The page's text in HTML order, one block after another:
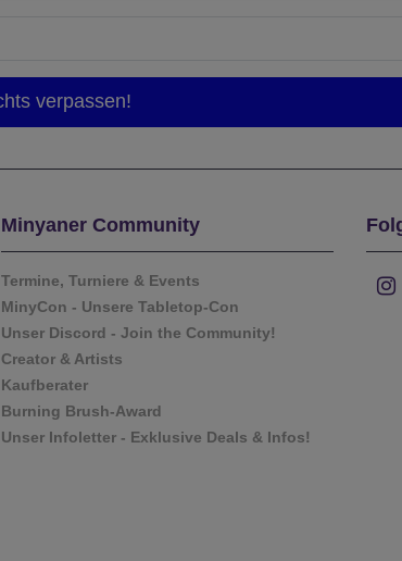
Minyaner Community
Termine, Turniere & Events
MinyCon - Unsere Tabletop-Con
Unser Discord - Join the Community!
Creator & Artists
Kaufberater
Burning Brush-Award
Unser Infoletter - Exklusive Deals & Infos!